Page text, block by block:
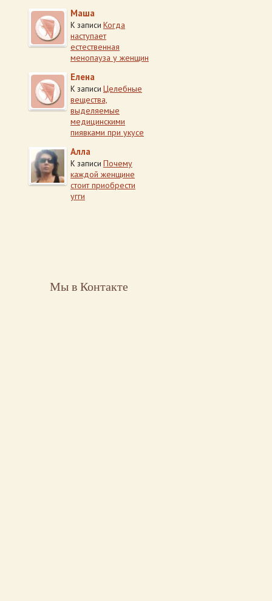
Маша
К записи Когда
наступает
естественная
менопауза у женщин
Елена
К записи Целебные
вещества,
выделяемые
медицинскими
пиявками при укусе
Алла
К записи Почему
каждой женщине
стоит приобрести
угги
Мы в Контакте